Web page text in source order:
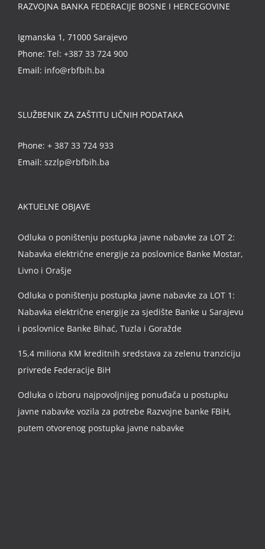
RAZVOJNA BANKA FEDERACIJE BOSNE I HERCEGOVINE
Igmanska 1, 71000 Sarajevo
Phone: Tel: +387 33 724 900
Email: info@rbfbih.ba
SLUŽBENIK ZA ZAŠTITU LIČNIH PODATAKA
Phone: + 387 33 724 933
Email: szzlp@rbfbih.ba
AKTUELNE OBJAVE
Odluka o poništenju postupka javne nabavke za LOT 2:
Nabavka električne energije za poslovnice Banke Mostar,
Livno i Orašje
Odluka o poništenju postupka javne nabavke za LOT 1:
Nabavka električne energije za sjedište Banke u Sarajevu
i poslovnice Banke Bihać, Tuzla i Goražde
15,4 miliona KM kreditnih sredstava za zelenu tranziciju
privrede Federacije BiH
Odluka o izboru najpovoljnijeg ponuđača u postupku
javne nabavke vozila za potrebe Razvojne banke FBiH,
putem otvorenog postupka javne nabavke